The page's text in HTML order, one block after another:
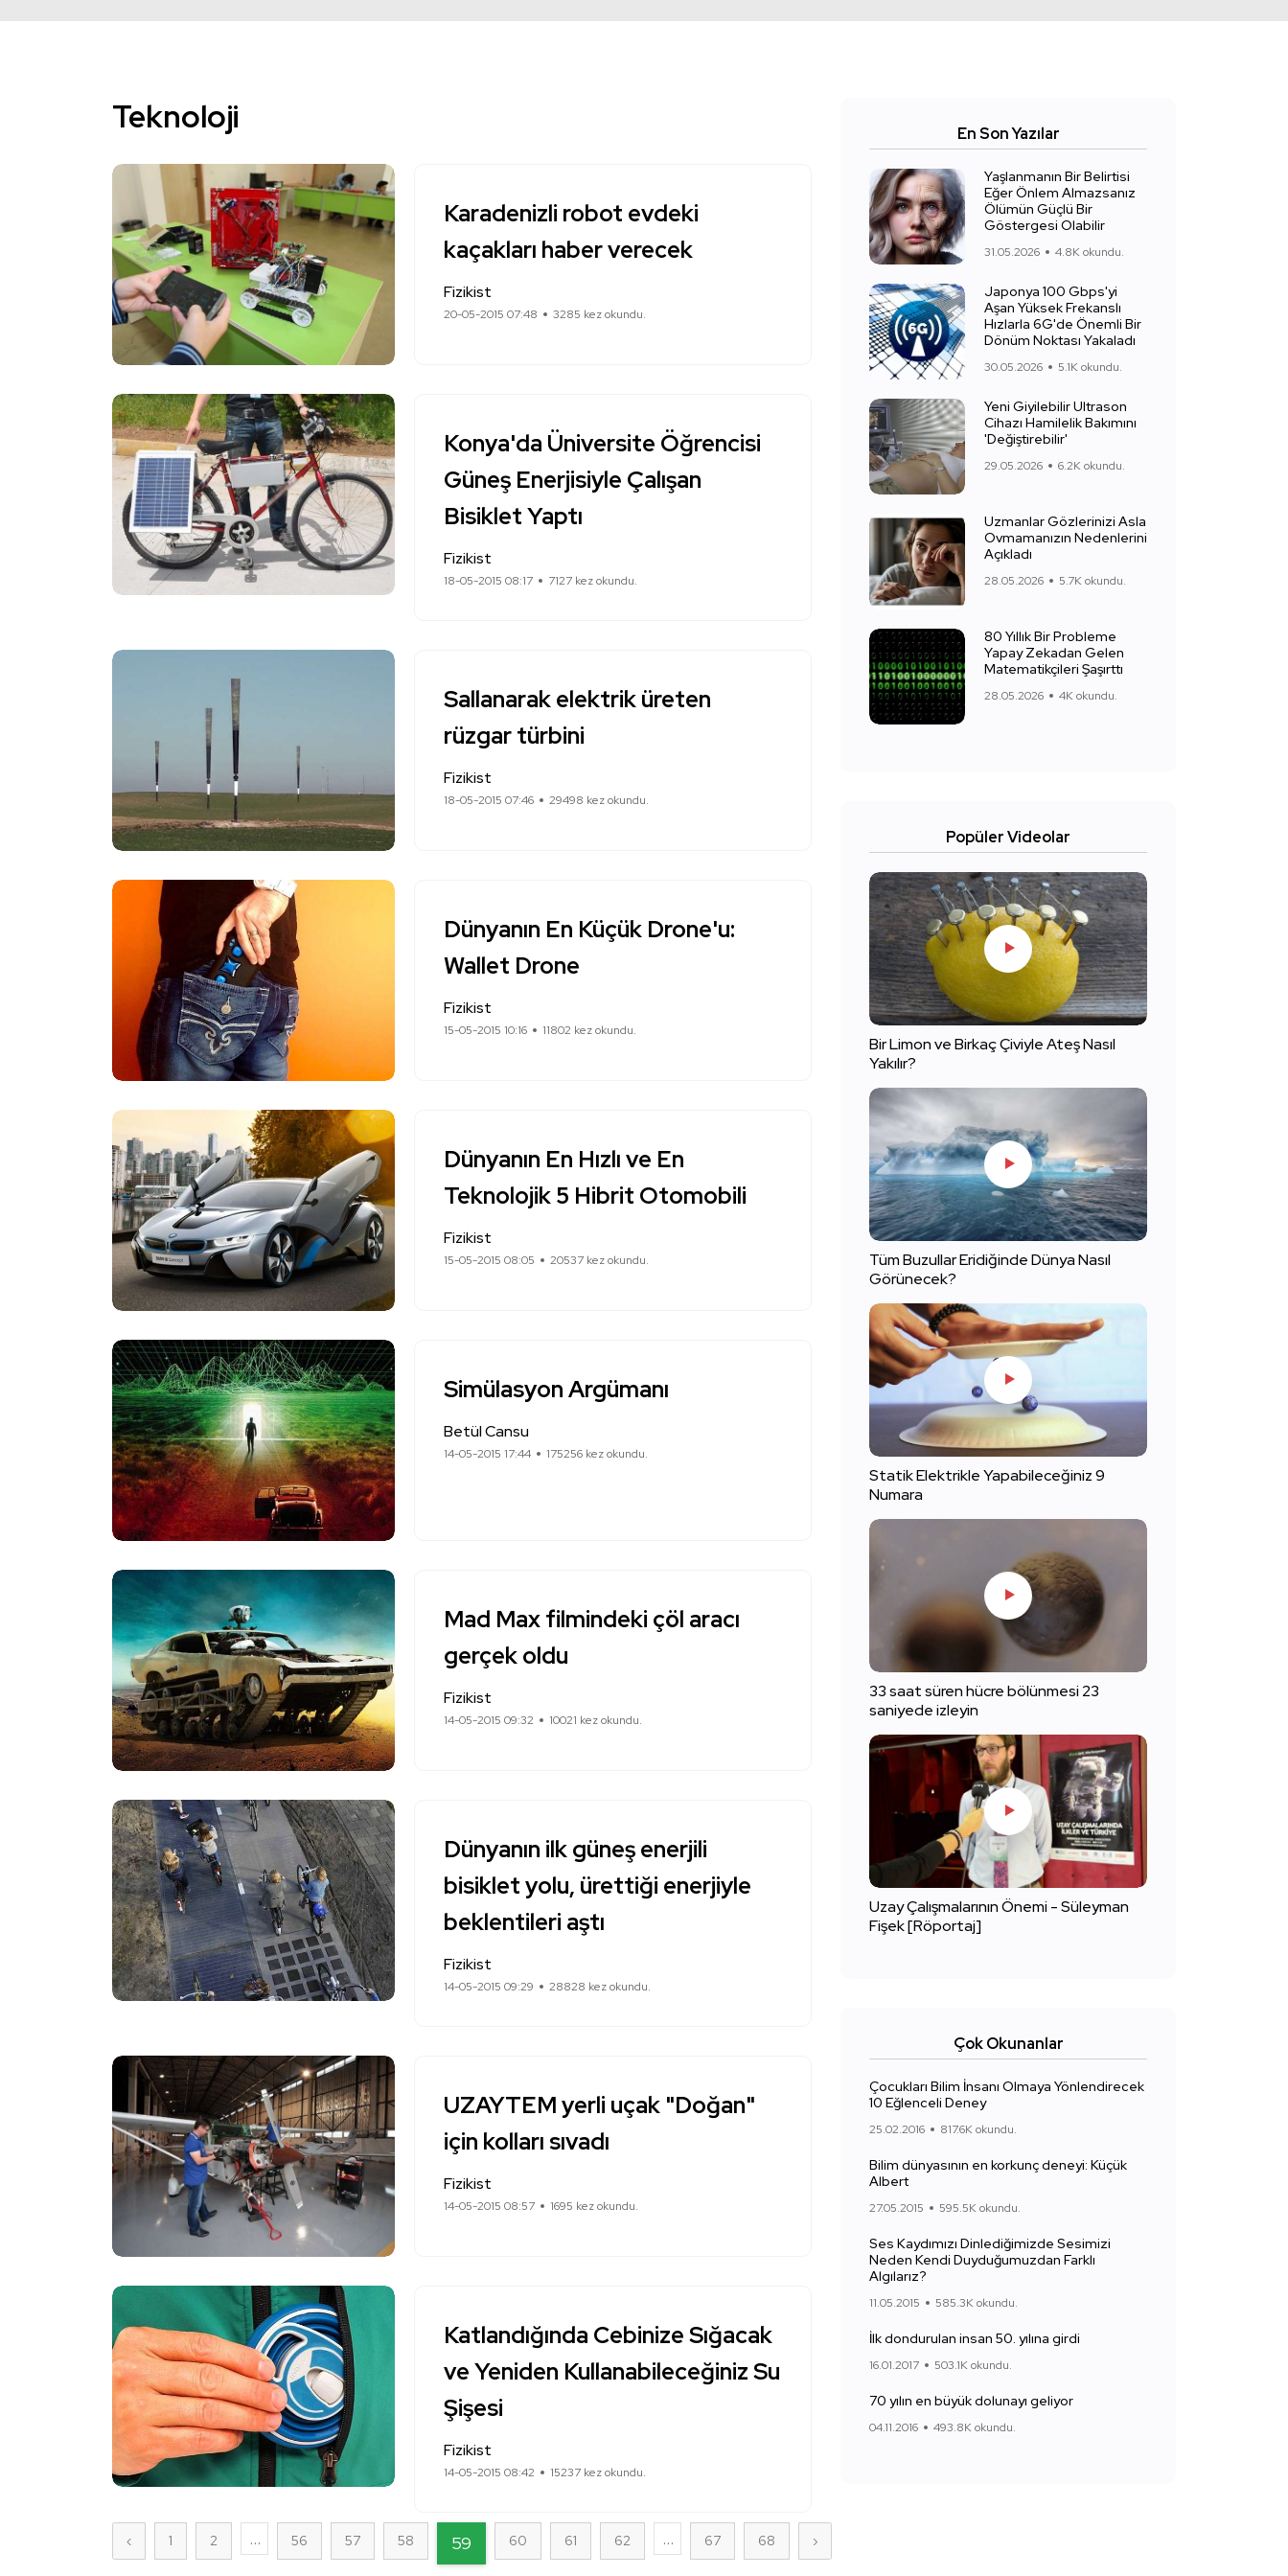
Teknoloji
Karadenizli robot evdeki
kaçakları haber verecek
Fizikist
20-05-2015 07:48 3285 kez okundu.
Konya'da Üniversite Öğrencisi
Güneş Enerjisiyle Çalışan
Bisiklet Yaptı
Fizikist
18-05-2015 08:17 7127 kez okundu.
Sallanarak elektrik üreten
rüzgar türbini
Fizikist
18-05-2015 07:46 29498 kez okundu.
Dünyanın En Küçük Drone'u:
Wallet Drone
Fizikist
15-05-2015 10:16 11802 kez okundu.
Dünyanın En Hızlı ve En
Teknolojik 5 Hibrit Otomobili
Fizikist
15-05-2015 08:05 20537 kez okundu.
Simülasyon Argümanı
Betül Cansu
14-05-2015 17:44 175256 kez okundu.
Mad Max filmindeki çöl aracı
gerçek oldu
Fizikist
14-05-2015 09:32 10021 kez okundu.
Dünyanın ilk güneş enerjili
bisiklet yolu, ürettiği enerjiyle
beklentileri aştı
Fizikist
14-05-2015 09:29 28828 kez okundu.
UZAYTEM yerli uçak "Doğan"
için kolları sıvadı
Fizikist
14-05-2015 08:57 1695 kez okundu.
Katlandığında Cebinize Sığacak
ve Yeniden Kullanabileceğiniz Su
Şişesi
Fizikist
14-05-2015 08:42 15237 kez okundu.
‹ 1 2 ... 56 57 58 59 60 61 62 ... 67 68 ›
En Son Yazılar
Yaşlanmanın Bir Belirtisi
Eğer Önlem Almazsanız
Ölümün Güçlü Bir
Göstergesi Olabilir
31.05.2026 4.8K okundu.
Japonya 100 Gbps'yi
Aşan Yüksek Frekanslı
Hızlarla 6G'de Önemli Bir
Dönüm Noktası Yakaladı
30.05.2026 5.1K okundu.
Yeni Giyilebilir Ultrason
Cihazı Hamilelik Bakımını
'Değiştirebilir'
29.05.2026 6.2K okundu.
Uzmanlar Gözlerinizi Asla
Ovmamanızın Nedenlerini
Açıkladı
28.05.2026 5.7K okundu.
80 Yıllık Bir Probleme
Yapay Zekadan Gelen
Matematikçileri Şaşırttı
28.05.2026 4K okundu.
Popüler Videolar
Bir Limon ve Birkaç Çiviyle Ateş Nasıl
Yakılır?
Tüm Buzullar Eridiğinde Dünya Nasıl
Görünecek?
Statik Elektrikle Yapabileceğiniz 9
Numara
33 saat süren hücre bölünmesi 23
saniyede izleyin
Uzay Çalışmalarının Önemi - Süleyman
Fişek [Röportaj]
Çok Okunanlar
Çocukları Bilim İnsanı Olmaya Yönlendirecek
10 Eğlenceli Deney
25.02.2016 817.6K okundu.
Bilim dünyasının en korkunç deneyi: Küçük
Albert
27.05.2015 595.5K okundu.
Ses Kaydımızı Dinlediğimizde Sesimizi
Neden Kendi Duyduğumuzdan Farklı
Algılarız?
11.05.2015 585.3K okundu.
İlk dondurulan insan 50. yılına girdi
16.01.2017 503.1K okundu.
70 yılın en büyük dolunayı geliyor
04.11.2016 493.8K okundu.